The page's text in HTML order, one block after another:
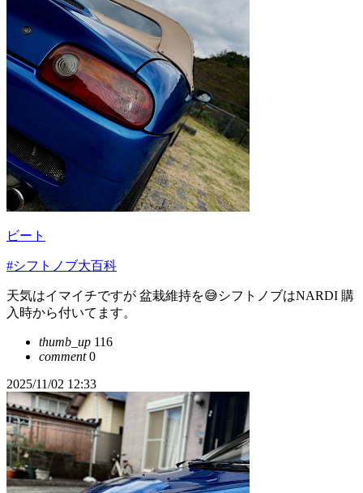
ビート
#シフトノブ大百科
天気はイマイチですが 盆栽維持を😅シフトノブはNARDI 購
入時から付いてます。
thumb_up 116
comment0
2025/11/02 12:33